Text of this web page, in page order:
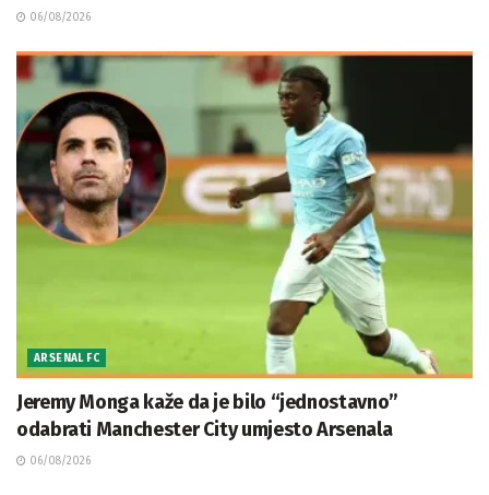
06/08/2026
ARSENAL FC
Jeremy Monga kaže da je bilo “jednostavno”
odabrati Manchester City umjesto Arsenala
06/08/2026